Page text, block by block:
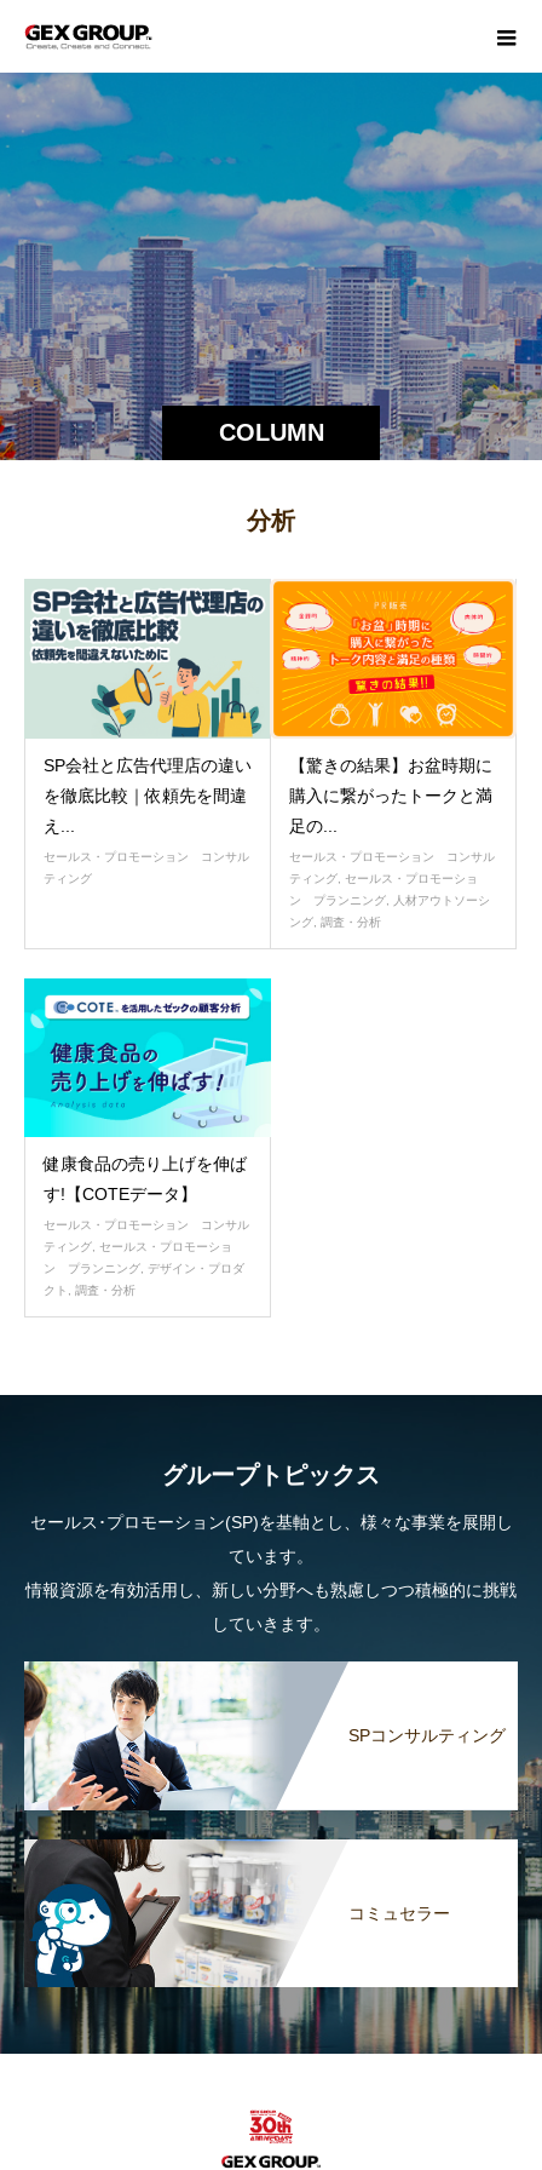
COLUMN
分析
SP会社と広告代理店の違い
を徹底比較｜依頼先を間違
え...
セールス・プロモーション コンサル
ティング
【驚きの結果】お盆時期に
購入に繋がったトークと満
足の...
セールス・プロモーション コンサル
ティング
セールス・プロモーショ
ン プランニング
人材アウトソーシ
ング 調査・分析
健康食品の売り上げを伸ば
す!【COTEデータ】
セールス・プロモーション コンサル
ティング, セールス・プロモーショ
ン プランニング, デザイン・プロダ
クト , 調査・分析
グループトピックス
セールス･プロモーション(SP)を基軸とし、様々な事業を展開し
ています。
情報資源を有効活用し、新しい分野へも熟慮しつつ積極的に挑戦
していきます。
SPコンサルティング
コミュセラー